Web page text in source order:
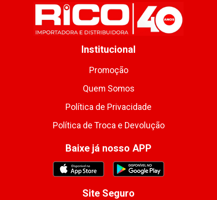
Institucional
Promoção
Quem Somos
Política de Privacidade
Política de Troca e Devolução
Baixe já nosso APP
Site Seguro